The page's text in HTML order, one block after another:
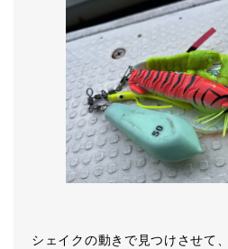
シェイクの動きで見つけさせて